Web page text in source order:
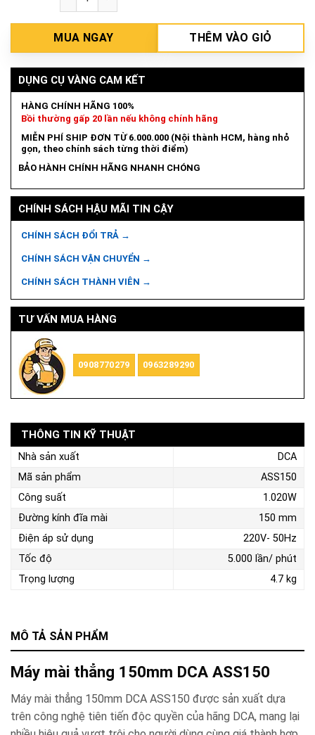
MUA NGAY THÊM VÀO GIỎ
DỤNG CỤ VÀNG CAM KẾT
HÀNG CHÍNH HÃNG 100%
Bồi thường gấp 20 lần nếu không chính hãng
MIỄN PHÍ SHIP ĐƠN TỪ 6.000.000 (Nội thành HCM, hàng nhỏ
gọn, theo chính sách từng thời điểm)
BẢO HÀNH CHÍNH HÃNG NHANH CHÓNG
CHÍNH SÁCH HẬU MÃI TIN CẬY
CHÍNH SÁCH ĐỔI TRẢ →
CHÍNH SÁCH VẬN CHUYỂN →
CHÍNH SÁCH THÀNH VIÊN →
TƯ VẤN MUA HÀNG
0908770279 0963289290
MÔ TẢ SẢN PHẨM
Máy mài thẳng 150mm DCA ASS150
Máy mài thẳng 150mm DCA ASS150 được sản xuất dựa
trên công nghệ tiên tiến độc quyền của hãng DCA, mang lại
THÔNG TIN KỸ THUẬT
Nhà sản xuất
DCA
Mã sản phẩm
ASS150
Công suất
1.020W
Đường kính đĩa mài
150 mm
Điện áp sử dụng
220V- 50Hz
Tốc độ
5.000 lần/ phút
Trọng lượng
4.7 kg